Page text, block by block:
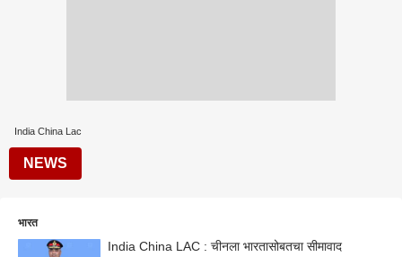
India China Lac
NEWS
भारत
India China LAC : चीनला भारतासोबतचा सीमावाद